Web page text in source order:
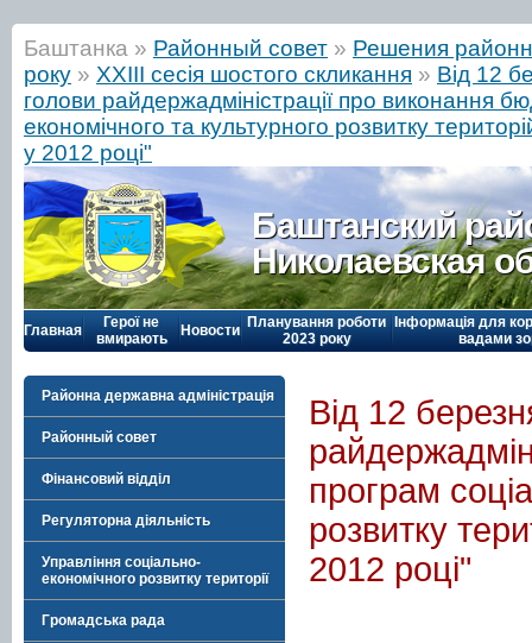
Баштанка » Районный совет » Решения
року » ХХІІІ сесія шостого скликання » Від 12
голови райдержадміністрації про виконання
економічного та культурного розвитку
у 2012 році"
Баштанский
Николаевская
Главная
Герої не
вмирають
Новости Планування роботи
2023 року
Інформація для
вадами
Районна державна адміністрація
Районный совет
Фінансовий відділ
Регуляторна діяльність
Управління соціально-
економічного розвитку території
Громадська рада
Від 12
програм
розвитку
2012 році"